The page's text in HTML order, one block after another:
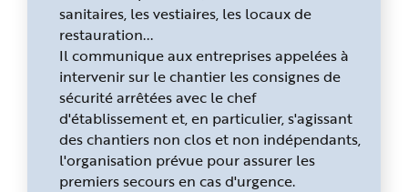
sanitaires, les vestiaires, les locaux de
restauration...
Il communique aux entreprises appelées à
intervenir sur le chantier les consignes de
sécurité arrêtées avec le chef
d'établissement et, en particulier, s'agissant
des chantiers non clos et non indépendants,
l'organisation prévue pour assurer les
premiers secours en cas d'urgence.